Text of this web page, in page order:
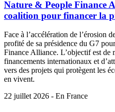
Nature & People Finance
coalition pour financer la
Face à l’accélération de l’érosion
profité de sa présidence du G7
Finance Alliance. L’objectif est de
financements internationaux et
vers des projets qui protègent les
en vivent.
22 juillet 2026 - En France